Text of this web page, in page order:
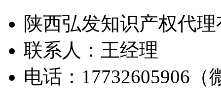
陕西弘发知识产权代
联系人：王经理
电话：17732605906（